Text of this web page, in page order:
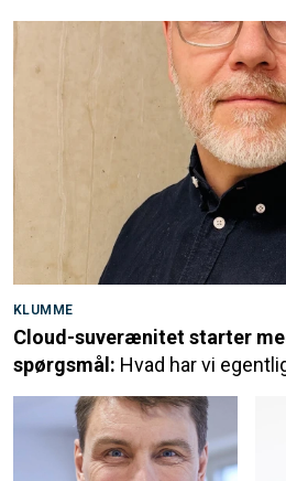
KLUMME
Cloud-suverænitet starter
spørgsmål: Hvad har vi